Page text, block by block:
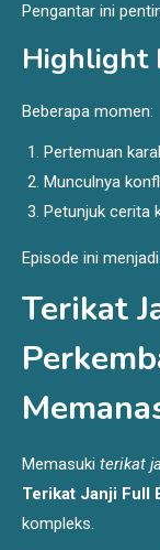
Pengantar ini
Highlight
Beberapa momen:
Pertemuan
Munculnya
Petunjuk cerita
Episode ini
Terikat
Memasuki terikat
Terikat Janji Full
kompleks.